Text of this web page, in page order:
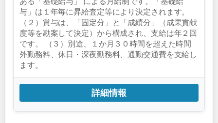
与」は１年毎に昇給査定等により決定されます。
（２）賞与は、「固定分」と「成績分」（成果貢献
度等を勘案して決定）から構成され、支給は年２回
です。 （３）別途、１か月３０時間を超えた時間
外勤務料、休日・深夜勤務料、通勤交通費を支給し
ます。
詳細情報